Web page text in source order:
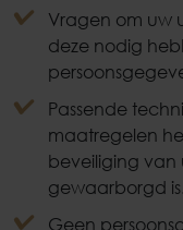
Vragen om uw
deze nodig
Passende
maatregelen
beveiliging van
gewaarborgd is.
Geen